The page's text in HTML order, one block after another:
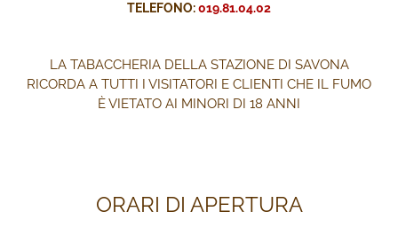
TELEFONO:019.81.04.02
LA TABACCHERIA DELLA STAZIONE DI SAVONA
RICORDA A TUTTI I VISITATORI E CLIENTI CHE IL FUMO
È VIETATO AI MINORI DI 18 ANNI
ORARI DI APERTURA